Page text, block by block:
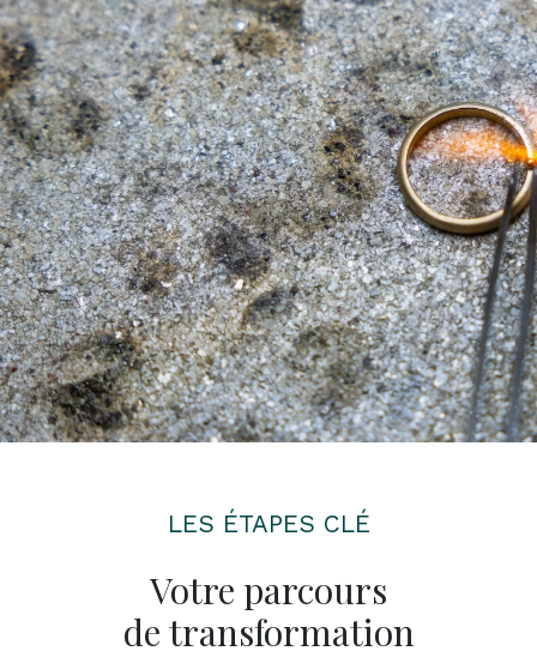
LES ÉTAPES CLÉ
Votre parcours
de transformation